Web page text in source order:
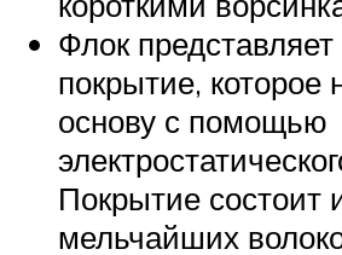
Флок
покрытие, которое
основу с помощью
Покрытие состоит
мельчайших